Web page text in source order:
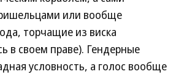
или вообще
торчащие из виска
в своем праве). Гендерные
условность, а голос вообще